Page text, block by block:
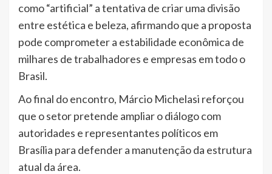
como “artificial” a tentativa de criar uma divisão
entre estética e beleza, afirmando que a proposta
pode comprometer a estabilidade econômica de
milhares de trabalhadores e empresas em todo o
Brasil.
Ao final do encontro, Márcio Michelasi reforçou
que o setor pretende ampliar o diálogo com
autoridades e representantes políticos em
Brasília para defender a manutenção da estrutura
atual da área.